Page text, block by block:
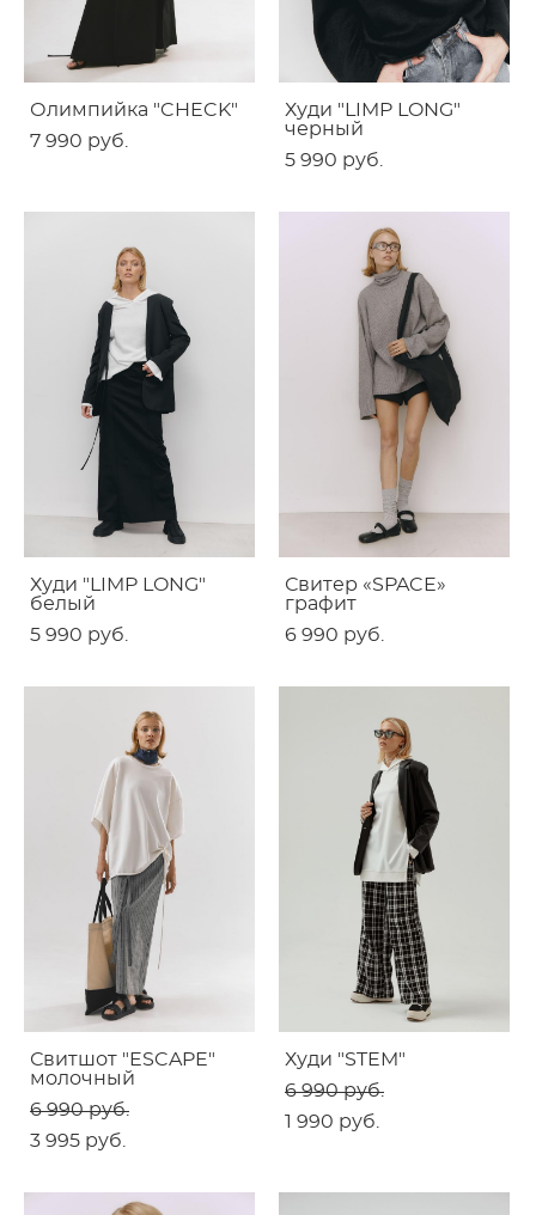
Олимпийка "CHECK"
7 990 pуб.
Худи "LIMP LONG"
черный
5 990 pуб.
Худи "LIMP LONG"
белый
5 990 pуб.
Свитер «SPACE»
графит
6 990 pуб.
Свитшот "ESCAPE"
молочный
6 990 pуб.
3 995 pуб.
Худи "STEM"
6 990 pуб.
1 990 pуб.